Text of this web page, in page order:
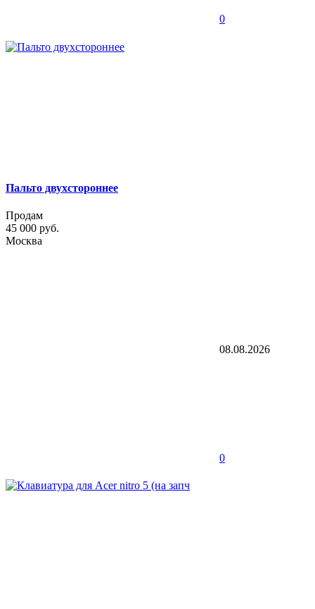
0
Пальто двухстороннее
Продам
45 000 руб.
Москва
08.08.2026
0